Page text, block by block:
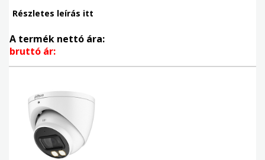
Részletes leírás itt
A termék nettó ára:
bruttó ár: